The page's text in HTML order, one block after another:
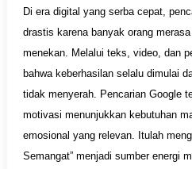
Di era digital yang serba cepat,
drastis karena banyak orang
menekan. Melalui teks, video, dan
bahwa keberhasilan selalu dimulai
tidak menyerah. Pencarian Google
motivasi menunjukkan kebutuhan
emosional yang relevan. Itulah
Semangat” menjadi sumber energi